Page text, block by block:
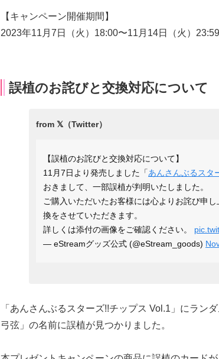
【キャンペーン開催期間】
2023年11月7日（火）18:00〜11月14日（火）23:59
誤植のお詫びと交換対応について
【誤植のお詫びと交換対応について】
11月7日より発売しました「あんさんぶるスタ
おきまして、一部誤植が判明いたしました。
ご購入いただいたお客様には心よりお詫び申
換をさせていただきます。
詳しくは添付の画像をご確認ください。
— eStreamグッズ公式 (@eStream_goods)
「あんさんぶるスターズ!!チップス Vol.1」にラン
弓弦」の名前に誤植が見つかりました。